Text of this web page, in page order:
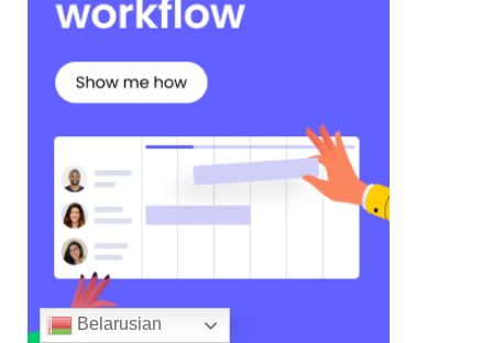
Belarusian